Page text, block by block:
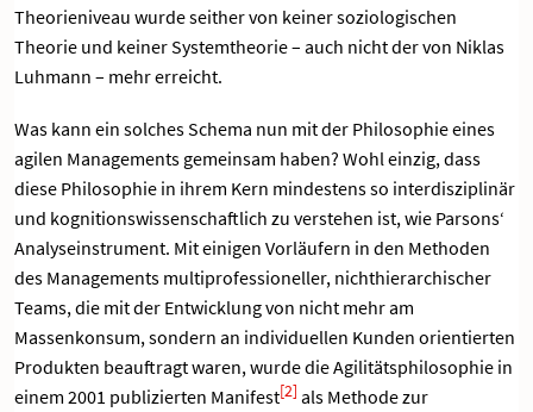
Theorieniveau wurde seither von keiner soziologischen
Theorie und keiner Systemtheorie – auch nicht der von Niklas
Luhmann – mehr erreicht.
Was kann ein solches Schema nun mit der Philosophie eines
agilen Managements gemeinsam haben? Wohl einzig, dass
diese Philosophie in ihrem Kern mindestens so interdisziplinär
und kognitionswissenschaftlich zu verstehen ist, wie Parsons‘
Analyseinstrument. Mit einigen Vorläufern in den Methoden
des Managements multiprofessioneller, nichthierarchischer
Teams, die mit der Entwicklung von nicht mehr am
Massenkonsum, sondern an individuellen Kunden orientierten
Produkten beauftragt waren, wurde die Agilitätsphilosophie in
einem 2001 publizierten Manifest[2] als Methode zur